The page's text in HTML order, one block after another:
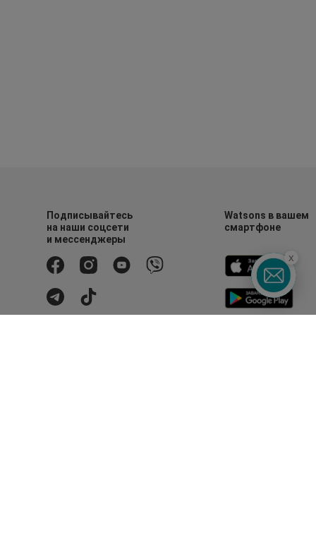
Подписывайтесь
на наши соцсети
и мессенджеры
Watsons в вашем
смартфоне
x